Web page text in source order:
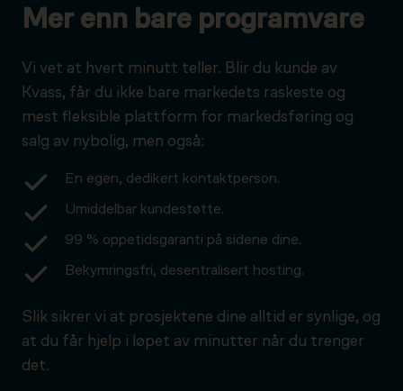
Mer enn bare programvare
Vi vet at hvert minutt teller. Blir du kunde av
Kvass, får du ikke bare markedets raskeste og
mest fleksible plattform for markedsføring og
salg av nybolig, men også:
En egen, dedikert kontaktperson.
Umiddelbar kundestøtte.
99 % oppetidsgaranti på sidene dine.
Bekymringsfri, desentralisert hosting.
Slik sikrer vi at prosjektene dine alltid er synlige, og
at du får hjelp i løpet av minutter når du trenger
det.